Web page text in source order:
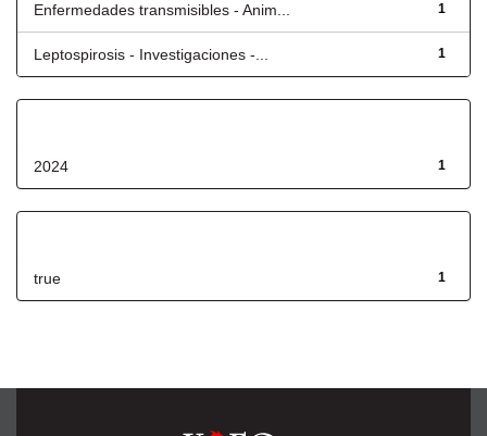
1
Enfermedades transmisibles - Anim...
1
Leptospirosis - Investigaciones -...
1
2024
1
true